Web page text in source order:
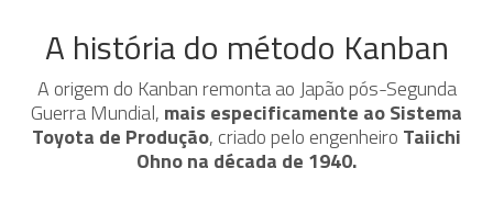
A história do método Kanban
A origem do Kanban remonta ao Japão pós-Segunda
Guerra Mundial, mais especificamente ao Sistema
Toyota de Produção, criado pelo engenheiro Taiichi
Ohno na década de 1940.